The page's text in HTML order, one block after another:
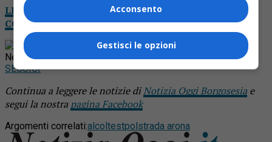
LEGGI NOTIZIA OGGI DA CASA: IL TUO GIORNALE
COMPLETO IN VERSIONE DIGITALE
Rimani aggiornato seguendoci su Google
News!
SEGUICI
Continua a leggere le notizie diNotizia Oggi Borgosesia e
segui la nostra pagina Facebook
Argomenti correlati:alcoltestpolstrada arona
Acconsento
Gestisci le opzioni